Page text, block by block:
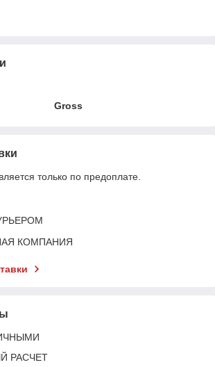
Gross
только по предоплате.
КОМПАНИЯ
РАСЧЕТ